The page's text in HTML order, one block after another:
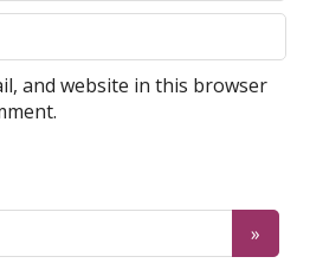
and website in this browser